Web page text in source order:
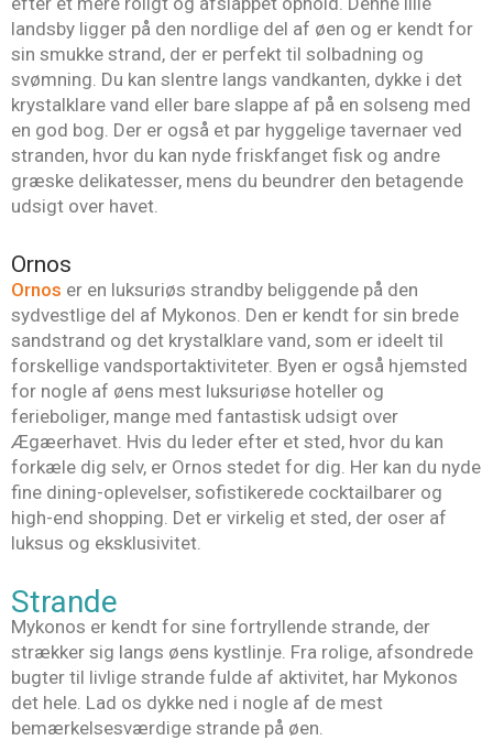
landsby ligger på den nordlige del af øen og er kendt for
sin smukke strand, der er perfekt til solbadning og
svømning. Du kan slentre langs vandkanten, dykke i det
krystalklare vand eller bare slappe af på en solseng med
en god bog. Der er også et par hyggelige tavernaer ved
stranden, hvor du kan nyde friskfanget fisk og andre
græske delikatesser, mens du beundrer den betagende
udsigt over havet.
Ornos
Ornos er en luksuriøs strandby beliggende på den
sydvestlige del af Mykonos. Den er kendt for sin brede
sandstrand og det krystalklare vand, som er ideelt til
forskellige vandsportaktiviteter. Byen er også hjemsted
for nogle af øens mest luksuriøse hoteller og
ferieboliger, mange med fantastisk udsigt over
Ægæerhavet. Hvis du leder efter et sted, hvor du kan
forkæle dig selv, er Ornos stedet for dig. Her kan du nyde
fine dining-oplevelser, sofistikerede cocktailbarer og
high-end shopping. Det er virkelig et sted, der oser af
luksus og eksklusivitet.
Strande
Mykonos er kendt for sine fortryllende strande, der
strækker sig langs øens kystlinje. Fra rolige, afsondrede
bugter til livlige strande fulde af aktivitet, har Mykonos
det hele. Lad os dykke ned i nogle af de mest
bemærkelsesværdige strande på øen.